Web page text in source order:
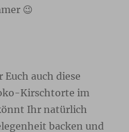
😉
auch diese
Kirschtorte im
Ihr natürlich
backen und